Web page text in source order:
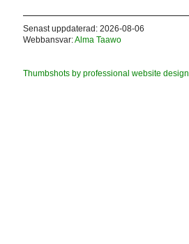
Senast uppdaterad: 2026-08-06
Webbansvar:Alma Taawo
Thumbshots by professional website design